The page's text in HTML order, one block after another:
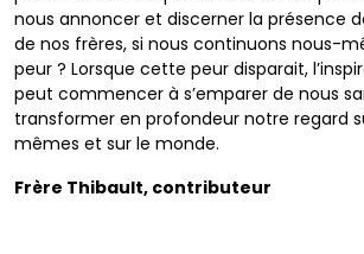
nous annoncer et discerner la présence
de nos frères, si nous continuons nous-
peur ? Lorsque cette peur disparait,
peut commencer à s’emparer de nous
transformer en profondeur notre regard
mêmes et sur le monde.
Frère Thibault, contributeur